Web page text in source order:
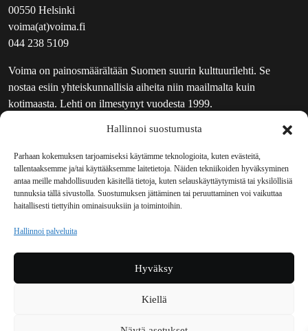
Hallinnoi suostumusta
Parhaan kokemuksen tarjoamiseksi käytämme teknologioita, kuten evästeitä,
tallentaaksemme ja/tai käyttääksemme laitetietoja. Näiden tekniikoiden hyväksyminen
antaa meille mahdollisuuden käsitellä tietoja, kuten selauskäyttäytymistä tai yksilöllisiä
tunnuksia tällä sivustolla. Suostumuksen jättäminen tai peruuttaminen voi vaikuttaa
haitallisesti tiettyihin ominaisuuksiin ja toimintoihin.
Hallinnoi palveluita
Hyväksy
Kiellä
00550 Helsinki
voima(at)voima.fi
044 238 5109
Voima on painosmäärältään Suomen suurin kulttuurilehti. Se
nostaa esiin yhteiskunnallisia aiheita niin maailmalta kuin
kotimaasta. Lehti on ilmestynyt vuodesta 1999.
UUTISKIRJE
MAINOSTAJILLE
VASTAMAINOKSET
JAKELUPAIKAT
REKISTERISELOSTE
TILAUKSEN PERUUTUSPYYNTÖ
TILAUSOHJEET JA -EHDOT